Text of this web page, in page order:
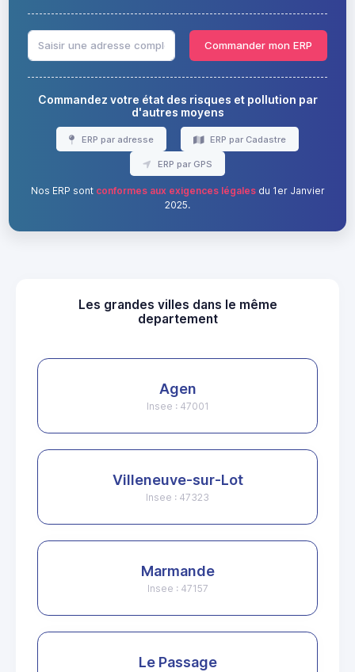
Commander mon ERP
Commandez votre état des risques et pollution par
d'autres moyens
ERP par adresse ERP par Cadastre
ERP par GPS
Nos ERP sont conformes aux exigences légalesdu 1er Janvier
2025.
Les grandes villes dans le même
departement
Agen
Insee : 47001
Villeneuve-sur-Lot
Insee : 47323
Marmande
Insee : 47157
Le Passage